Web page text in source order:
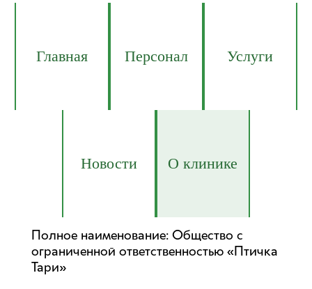
Главная Персонал Услуги
Новости О клинике
Полное наименование: Общество с
ограниченной ответственностью «Птичка
Тари»